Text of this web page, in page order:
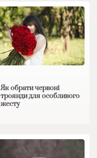
Як обрати червоні
троянди для особливого
жесту